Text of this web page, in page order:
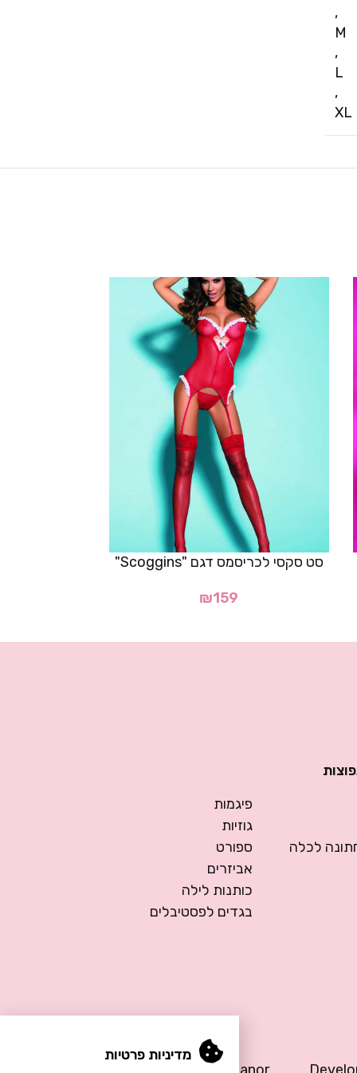
,
M
,
L
,
XL
סט סקסי לכריסמס דגם "Scoggins"
₪159
לכלה
פיגמות
גוזיות
ספורט
אביזרים
כותנות לילה
בגדים לפסטיבלים
Design by Meital Manor
מדיניות פרטיות